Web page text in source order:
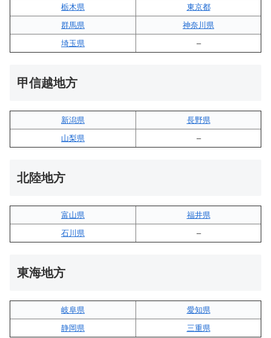
栃木県
東京都
群馬県
神奈川県
埼玉県
–
甲信越地方
新潟県
長野県
山梨県
–
北陸地方
富山県
福井県
石川県
–
東海地方
岐阜県
愛知県
静岡県
三重県